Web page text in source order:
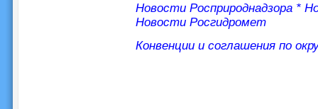
Новости Росприроднадзора*
Новости Росгидромет
Конвенции и соглашения по